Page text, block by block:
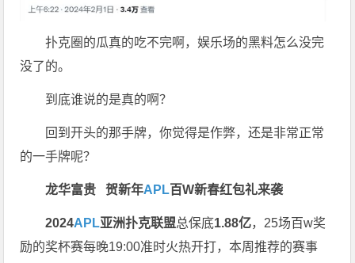
扑克圈的瓜真的吃不完啊，娱乐场的黑料怎么没完
没了的。
到底谁说的是真的啊？
回到开头的那手牌，你觉得是作弊，还是非常正常
的一手牌呢？
龙华富贵 贺新年APL百W新春红包礼来袭
2024APL亚洲扑克联盟总保底1.88亿，25场百w奖
励的奖杯赛每晚19:00准时火热开打，本周推荐的赛事